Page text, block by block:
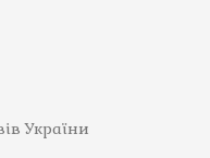
України